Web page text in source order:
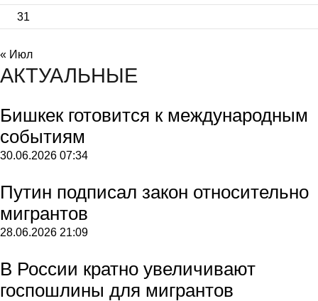
31
« Июл
АКТУАЛЬНЫЕ
Бишкек готовится к международным
событиям
30.06.2026 07:34
Путин подписал закон относительно
мигрантов
28.06.2026 21:09
В России кратно увеличивают
госпошлины для мигрантов